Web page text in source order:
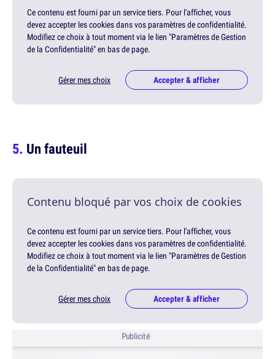
Ce contenu est fourni par un service tiers. Pour l'afficher, vous
devez accepter les cookies dans vos paramètres de confidentialité.
Modifiez ce choix à tout moment via le lien "Paramètres de Gestion
de la Confidentialité" en bas de page.
Gérer mes choix Accepter & afficher
Un fauteuil
Contenu bloqué par vos choix de cookies
Ce contenu est fourni par un service tiers. Pour l'afficher, vous
devez accepter les cookies dans vos paramètres de confidentialité.
Modifiez ce choix à tout moment via le lien "Paramètres de Gestion
de la Confidentialité" en bas de page.
Gérer mes choix Accepter & afficher
Publicité